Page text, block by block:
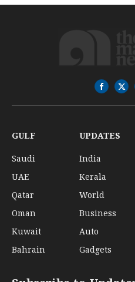
X
GULF
Saudi
UAE
Qatar
Oman
Kuwait
Bahrain
UPDATES
India
Kerala
World
Business
Auto
Gadgets